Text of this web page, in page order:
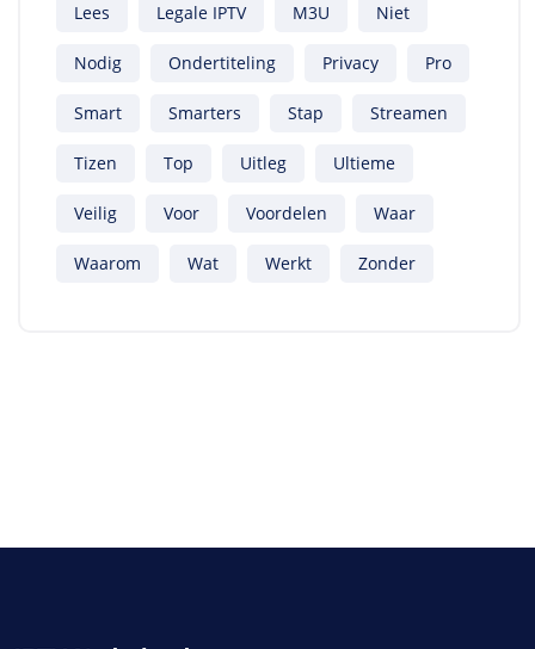
Lees Legale IPTV M3U Niet
Nodig Ondertiteling Privacy Pro
Smart Smarters Stap Streamen
Tizen Top Uitleg Ultieme
Veilig Voor Voordelen Waar
Waarom Wat Werkt Zonder